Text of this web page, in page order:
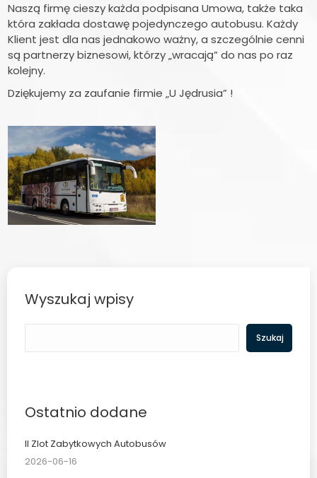
Naszą firmę cieszy każda podpisana Umowa, także taka
która zakłada dostawę pojedynczego autobusu. Każdy
Klient jest dla nas jednakowo ważny, a szczególnie cenni
są partnerzy biznesowi, którzy „wracają” do nas po raz
kolejny.
Dziękujemy za zaufanie firmie „U Jędrusia” !
Wyszukaj wpisy
Szukaj
Ostatnio dodane
II Zlot Zabytkowych Autobusów
2026-06-16